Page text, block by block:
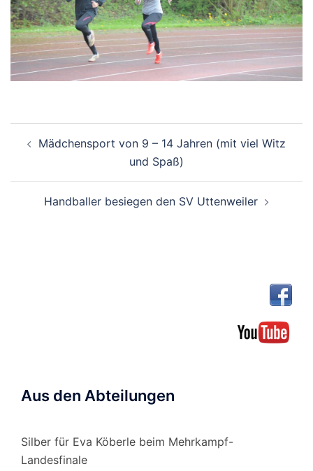
Mädchensport von 9 – 14 Jahren (mit viel Witz
und Spaß)
Handballer besiegen den SV Uttenweiler
Aus den Abteilungen
Silber für Eva Köberle beim Mehrkampf-
Landesfinale